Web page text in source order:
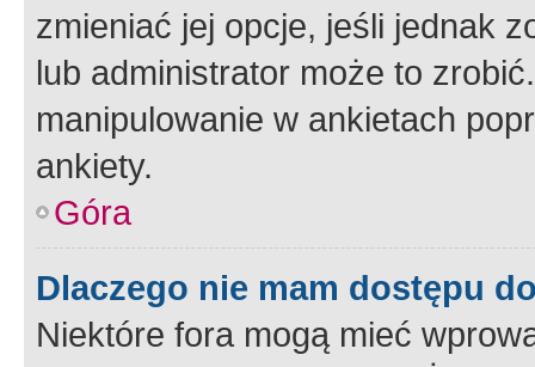
zmieniać jej opcje, jeśli jednak
lub administrator może to
manipulowanie w ankietach
ankiety.
Góra
Dlaczego nie mam dostępu
Niektóre fora mogą mieć